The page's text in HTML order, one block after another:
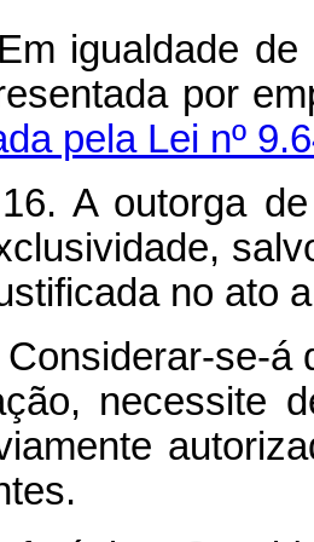
igualdade de
pela Lei nº
A outorga
no ato
se-á
necessite